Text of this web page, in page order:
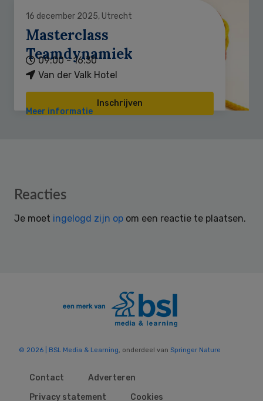
16 december 2025, Utrecht
Masterclass
Teamdynamiek
09:00 - 16:30
Van der Valk Hotel
Inschrijven
Meer informatie
Reader
Reacties
Je moet ingelogd zijn op om een reactie te plaatsen.
© 2026 | BSL Media & Learning , onderdeel van Springer Nature
Contact
Adverteren
Privacy statement
Cookies